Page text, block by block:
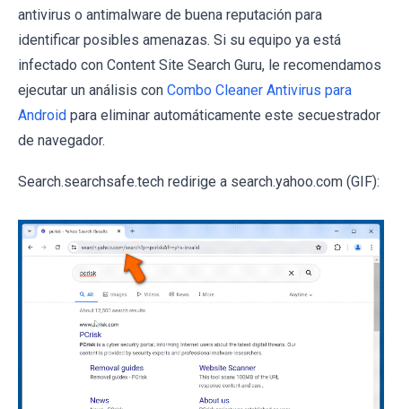
antivirus o antimalware de buena reputación para
identificar posibles amenazas. Si su equipo ya está
infectado con Content Site Search Guru, le recomendamos
ejecutar un análisis con Combo Cleaner Antivirus para
Android para eliminar automáticamente este secuestrador
de navegador.
Search.searchsafe.tech redirige a search.yahoo.com (GIF):